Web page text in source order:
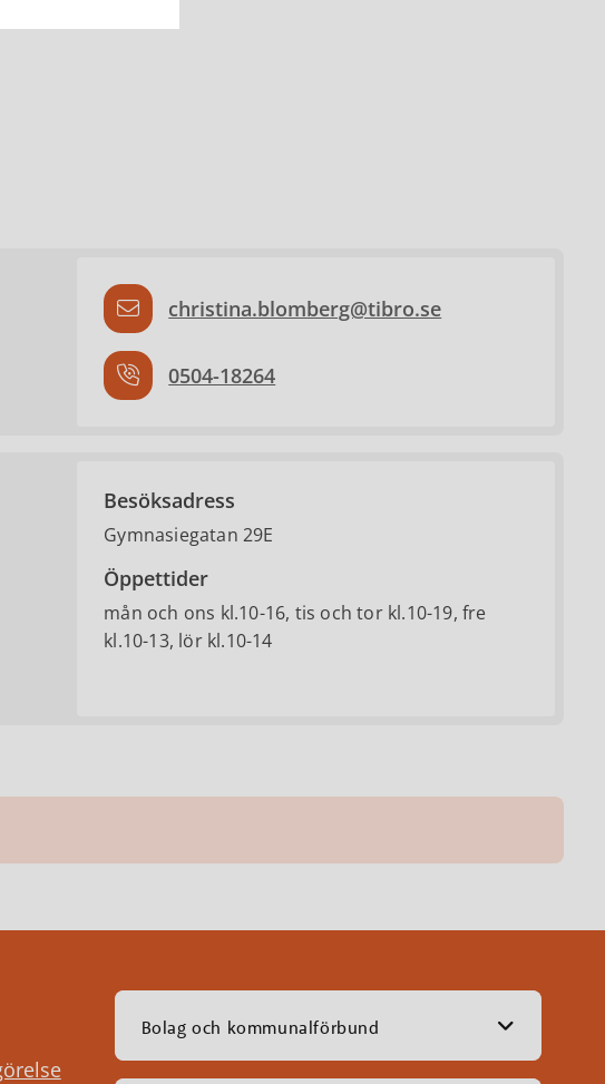
christina.blomberg@tibro.se
0504-18264
Besöksadress
Gymnasiegatan 29E
Öppettider
mån och ons kl.10-16, tis och tor kl.10-19, fre
kl.10-13, lör kl.10-14
Bolag och kommunalförbund